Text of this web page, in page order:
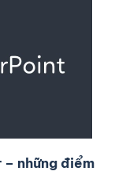
những điểm